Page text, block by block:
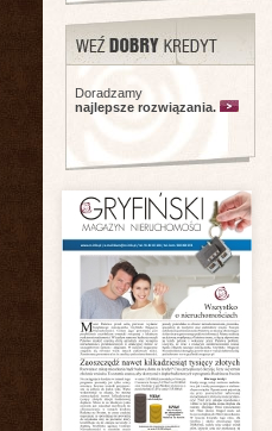
Doradzamy
najlepsze rozwiązania.